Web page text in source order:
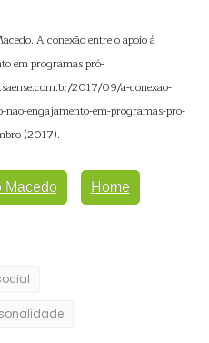
A conexão entre o apoio à
em programas pró-
2017/09/a-conexao-
nao-engajamento-em-programas-pro-
(2017).
Macedo Home